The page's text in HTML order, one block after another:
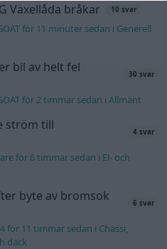
Växellåda bråkar 10 svar
för 11 minuter sedan i Generell
bil av helt fel
30 svar
för 2 timmar sedan iAllmänt
ström till
4 svar
för 6 timmar sedan i El- och
byte av bromsok
6 svar
för 11 timmar sedan i Chassi,
däck